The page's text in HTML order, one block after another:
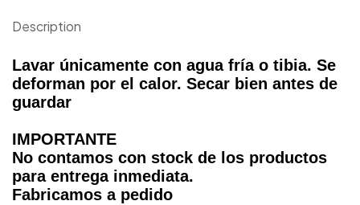
Description
Lavar únicamente con agua fría o tibia. Se
deforman por el calor. Secar bien antes de
guardar
IMPORTANTE
No contamos con stock de los productos
para entrega inmediata.
Fabricamos a pedido